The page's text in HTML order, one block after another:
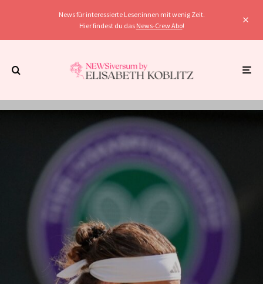
News für interessierte Leser:innen mit wenig Zeit.
Hier findest du das News-Crew Abo!